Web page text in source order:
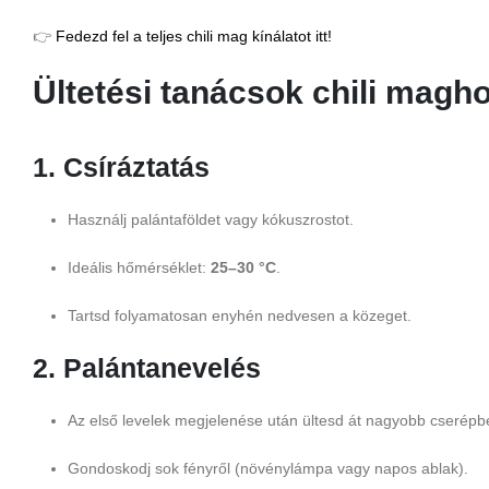
👉 Fedezd fel a teljes chili mag kínálatot itt!
Ültetési tanácsok chili
1. Csíráztatás
Használj palántaföldet vagy kókuszrostot.
Ideális hőmérséklet: 25–30 °C.
Tartsd folyamatosan enyhén nedvesen a közeget.
2. Palántanevelés
Az első levelek megjelenése után ültesd át nagyobb
Gondoskodj sok fényről (növénylámpa vagy napos ablak).